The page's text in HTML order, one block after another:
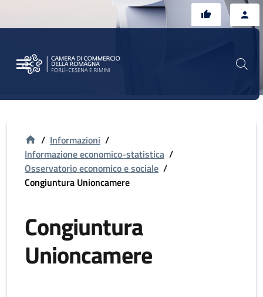
/ Informazioni /
Informazione economico-statistica /
Osservatorio economico e sociale /
Congiuntura Unioncamere
Congiuntura
Unioncamere